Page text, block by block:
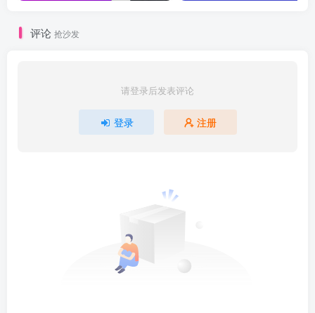
评论 抢沙发
请登录后发表评论
登录 注册